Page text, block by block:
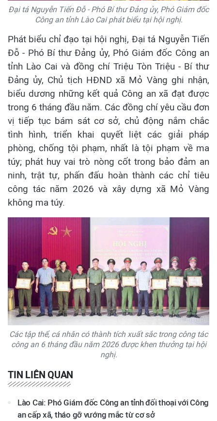
Đại tá Nguyễn Tiến Đỗ - Phó Bí thư Đảng ủy, Phó Giám đốc
Công an tỉnh Lào Cai phát biểu tại hội nghị.
Phát biểu chỉ đạo tại hội nghị, Đại tá Nguyễn Tiến
Đỗ - Phó Bí thư Đảng ủy, Phó Giám đốc Công an
tỉnh Lào Cai và đồng chí Triệu Tòn Triệu - Bí thư
Đảng ủy, Chủ tịch HĐND xã Mỏ Vàng ghi nhận,
biểu dương những kết quả Công an xã đạt được
trong 6 tháng đầu năm. Các đồng chí yêu cầu đơn
vị tiếp tục bám sát cơ sở, chủ động nắm chắc
tình hình, triển khai quyết liệt các giải pháp
phòng, chống tội phạm, nhất là tội phạm về ma
túy; phát huy vai trò nòng cốt trong bảo đảm an
ninh, trật tự, phấn đấu hoàn thành các chỉ tiêu
công tác năm 2026 và xây dựng xã Mỏ Vàng
không ma túy.
Các tập thể, cá nhân có thành tích xuất sắc trong công tác
công an 6 tháng đầu năm 2026 được khen thưởng tại hội
nghị.
TIN LIÊN QUAN
Lào Cai: Phó Giám đốc Công an tỉnh đối thoại với Công
an cấp xã, tháo gỡ vướng mắc từ cơ sở